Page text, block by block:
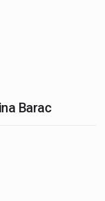
Barac